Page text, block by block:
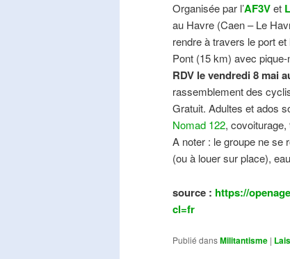
Organisée par l’AF3Vet
au Havre (Caen – Le
rendre à travers le port et
Pont (15 km) avec
RDV le vendredi 8 mai
rassemblement des
Gratuit. Adultes et ados
Nomad 122,
A noter : le groupe ne se
(ou à louer sur place),
source : https://
cl=fr
Publié dansMilitantisme |